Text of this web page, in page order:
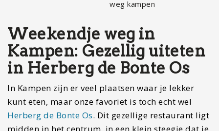
Weekendje weg in
Kampen: Gezellig uiteten
in Herberg de Bonte Os
In Kampen zijn er veel plaatsen waar je lekker
kunt eten, maar onze favoriet is toch echt wel
Herberg de Bonte Os. Dit gezellige restaurant ligt
midden in het centrum, in een klein steegje dat je